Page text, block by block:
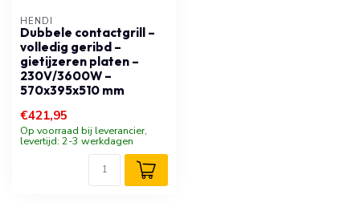
HENDI
Dubbele contactgrill –
volledig geribd –
gietijzeren platen –
230V/3600W –
570x395x510 mm
€421,95
Op voorraad bij leverancier,
levertijd: 2-3 werkdagen